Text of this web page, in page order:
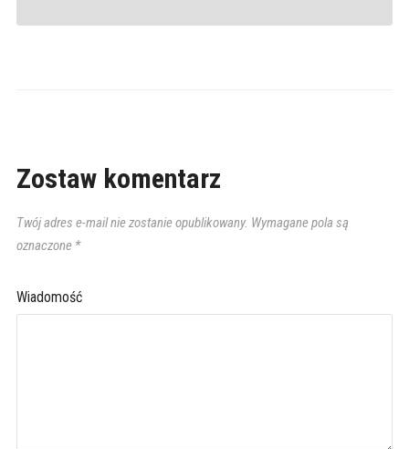
Zostaw komentarz
Twój adres e-mail nie zostanie opublikowany. Wymagane pola są
oznaczone *
Wiadomość